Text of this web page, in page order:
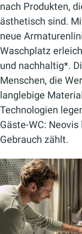
nach Produkten,
ästhetisch sind.
neue
Waschplatz
und nachhaltig*.
Menschen, die
langlebige
Technologien
Gäste-WC:
Gebrauch zählt.